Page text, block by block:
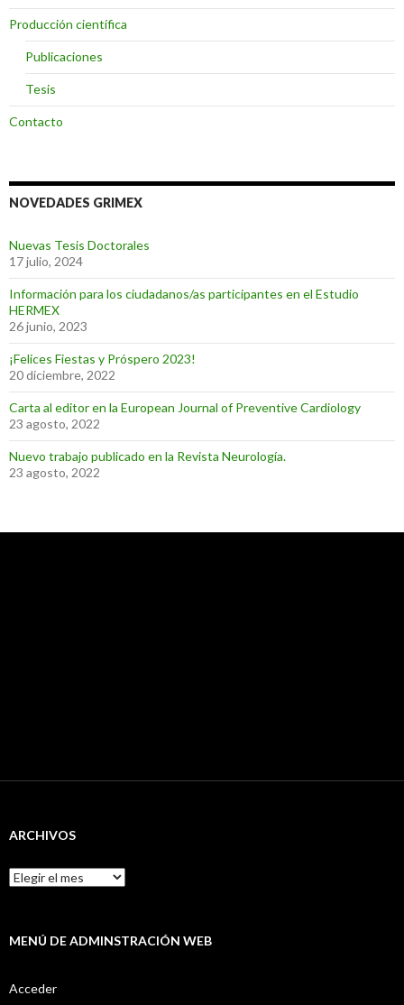
Producción científica
Publicaciones
Tesis
Contacto
NOVEDADES GRIMEX
Nuevas Tesis Doctorales
17 julio, 2024
Información para los ciudadanos/as participantes en el Estudio
HERMEX
26 junio, 2023
¡Felices Fiestas y Próspero 2023!
20 diciembre, 2022
Carta al editor en la European Journal of Preventive Cardiology
23 agosto, 2022
Nuevo trabajo publicado en la Revista Neurología.
23 agosto, 2022
ARCHIVOS
Archivos
MENÚ DE ADMINSTRACIÓN WEB
Acceder